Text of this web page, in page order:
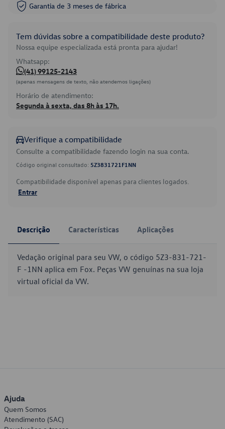
Garantia de 3 meses de fábrica
Tem dúvidas sobre a compatibilidade deste produto?
Nossa equipe especializada está pronta para ajudar!
Whatsapp:
(41) 99125-2143
(apenas mensagens de texto, não atendemos ligações)
Horário de atendimento:
Segunda à sexta, das 8h às 17h.
Verifique a compatibilidade
Consulte a compatibilidade fazendo login na sua conta.
Código original consultado: 5Z3831721F1NN
Compatibilidade disponível apenas para clientes logados.
Entrar
Descrição Características Aplicações
Vedação original para seu VW, o código 5Z3-831-721-
F -1NN aplica em Fox. Peças VW genuínas na sua loja
virtual oficial da VW.
Ajuda
Quem Somos
Atendimento (SAC)